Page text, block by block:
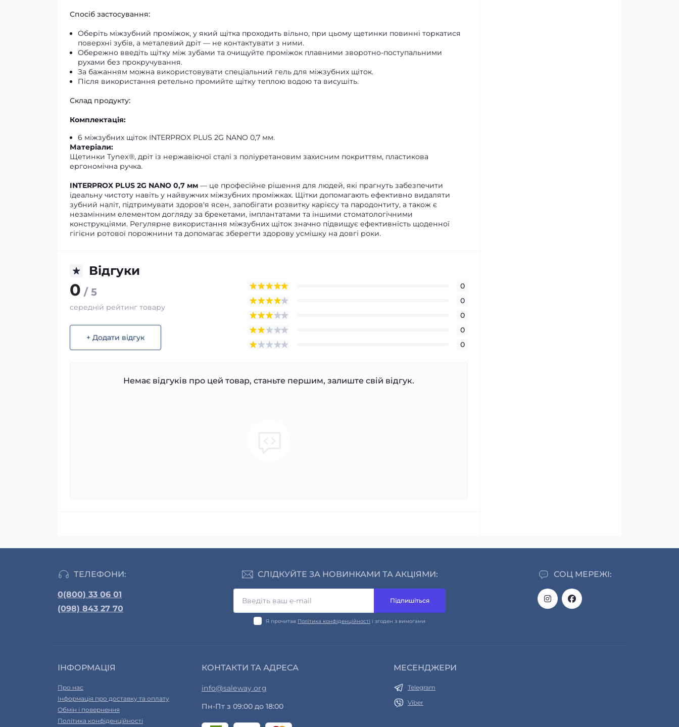
Спосіб застосування:
Оберіть міжзубний проміжок, у який щітка проходить вільно, при цьому щетинки повинні торкатися
поверхні зубів, а металевий дріт — не контактувати з ними.
Обережно введіть щітку між зубами та очищуйте проміжок плавними зворотно-поступальними
рухами без прокручування.
За бажанням можна використовувати спеціальний гель для міжзубних щіток.
Після використання ретельно промийте щітку теплою водою та висушіть.
Склад продукту:
Комплектація:
6 міжзубних щіток INTERPROX PLUS 2G NANO 0,7 мм.
Матеріали:
Щетинки Tynex®, дріт із нержавіючої сталі з поліуретановим захисним покриттям, пластикова
ергономічна ручка.
INTERPROX PLUS 2G NANO 0,7 мм — це професійне рішення для людей, які прагнуть забезпечити
ідеальну чистоту навіть у найвужчих міжзубних проміжках. Щітки допомагають ефективно видаляти
зубний наліт, підтримувати здоров'я ясен, запобігати розвитку карієсу та пародонтиту, а також є
незамінним елементом догляду за брекетами, імплантатами та іншими стоматологічними
конструкціями. Регулярне використання міжзубних щіток значно підвищує ефективність щоденної
гігієни ротової порожнини та допомагає зберегти здорову усмішку на довгі роки.
Відгуки
0 / 5
середній рейтинг товару
+ Додати відгук
0
0
0
0
0
Немає відгуків про цей товар, станьте першим, залиште свій відгук.
ТЕЛЕФОНИ:
0(800) 33 06 01
(098) 843 27 70
СОЦ МЕРЕЖІ:
СЛІДКУЙТЕ ЗА НОВИНКАМИ ТА АКЦІЯМИ:
Підпишіться
Я прочитав Політика конфіденційності і згоден з вимогами
ІНФОРМАЦІЯ
Про нас
Інформація про доставку та оплату
Обмін і повернення
Політика конфіденційності
КОНТАКТИ ТА АДРЕСА
info@saleway.org
Пн-Пт з 09:00 до 18:00
МЕСЕНДЖЕРИ
Telegram
Viber